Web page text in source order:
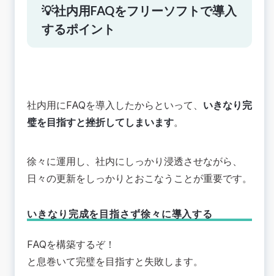
💡社内用FAQをフリーソフトで導入
するポイント
社内用にFAQを導入したからといって、 いきなり完
璧を目指すと挫折してしまいます。
徐々に運用し、社内にしっかり浸透させながら、
日々の更新をしっかりとおこなうことが重要です。
いきなり完成を目指さず徐々に導入する
FAQを構築するぞ！
と息巻いて完璧を目指すと失敗します。